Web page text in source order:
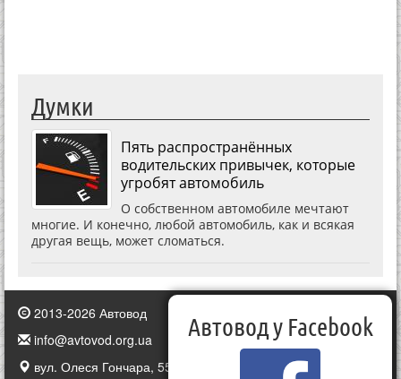
Думки
Пять распространённых
водительских привычек, которые
угробят автомобиль
О собственном автомобиле мечтают
многие. И конечно, любой автомобиль, как и всякая
другая вещь, может сломаться.
2013-2026 Автовод
info@avtovod.org.ua
вул. Олеся Гончара, 55, Київ, Україна
Автовод у Facebook